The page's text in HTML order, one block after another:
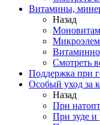
Витамины,
Назад
Смотреть
Поддержка при
Особый уход за
Назад
При
При зуде и